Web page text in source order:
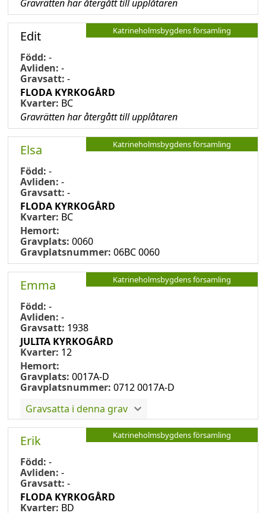
Gravrätten har återgått till upplåtaren
Katrineholmsbygdens församling
Edit
Född: -
Avliden: -
Gravsatt: -
FLODA KYRKOGÅRD
Kvarter: BC
Gravrätten har återgått till upplåtaren
Katrineholmsbygdens församling
Elsa
Född: -
Avliden: -
Gravsatt: -
FLODA KYRKOGÅRD
Kvarter: BC
Hemort:
Gravplats: 0060
Gravplatsnummer: 06BC 0060
Katrineholmsbygdens församling
Emma
Född: -
Avliden: -
Gravsatt: 1938
JULITA KYRKOGÅRD
Kvarter: 12
Hemort:
Gravplats: 0017A-D
Gravplatsnummer: 0712 0017A-D
Gravsatta i denna grav
Katrineholmsbygdens församling
Erik
Född: -
Avliden: -
Gravsatt: -
FLODA KYRKOGÅRD
Kvarter: BD